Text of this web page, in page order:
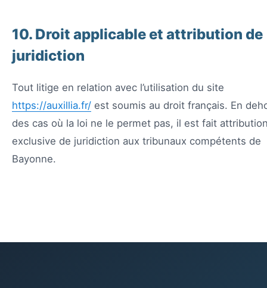
10. Droit applicable et attribution de
juridiction
Tout litige en relation avec l’utilisation du site
https://auxillia.fr/ est soumis au droit français. En
des cas où la loi ne le permet pas, il est fait
exclusive de juridiction aux tribunaux compétents de
Bayonne.